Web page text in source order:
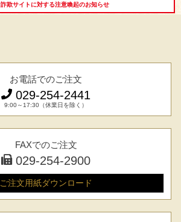
欺サイトに対する注意喚起のお知らせ
お電話でのご注文
029-254-2441
9:00～17:30（休業日を除く）
FAXでのご注文
029-254-2900
ご注文用紙ダウンロード